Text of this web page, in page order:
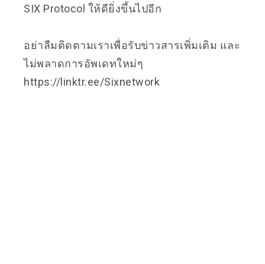
SIX Protocol ให้ดียิ่งขึ้นไปอีก
อย่าลืมติดตามเราเพื่อรับข่าวสารเพิ่มเติม และ
ไม่พลาดการอัพเดทใหม่ๆ
https://linktr.ee/Sixnetwork